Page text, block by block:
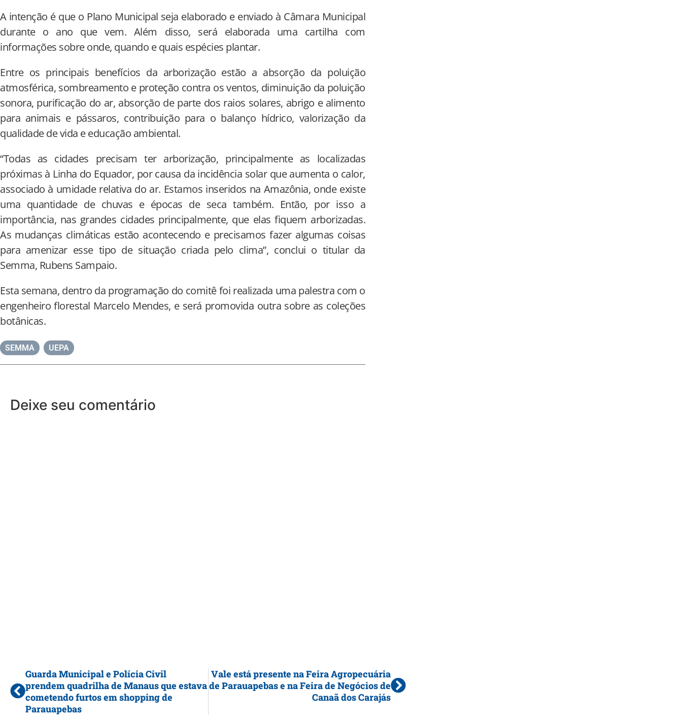
A intenção é que o Plano Municipal seja elaborado e enviado à Câmara Municipal
durante o ano que vem. Além disso, será elaborada uma cartilha com
informações sobre onde, quando e quais espécies plantar.
Entre os principais benefícios da arborização estão a absorção da poluição
atmosférica, sombreamento e proteção contra os ventos, diminuição da poluição
sonora, purificação do ar, absorção de parte dos raios solares, abrigo e alimento
para animais e pássaros, contribuição para o balanço hídrico, valorização da
qualidade de vida e educação ambiental.
“Todas as cidades precisam ter arborização, principalmente as localizadas
próximas à Linha do Equador, por causa da incidência solar que aumenta o calor,
associado à umidade relativa do ar. Estamos inseridos na Amazônia, onde existe
uma quantidade de chuvas e épocas de seca também. Então, por isso a
importância, nas grandes cidades principalmente, que elas fiquem arborizadas.
As mudanças climáticas estão acontecendo e precisamos fazer algumas coisas
para amenizar esse tipo de situação criada pelo clima”, conclui o titular da
Semma, Rubens Sampaio.
Esta semana, dentro da programação do comitê foi realizada uma palestra com o
engenheiro florestal Marcelo Mendes, e será promovida outra sobre as coleções
botânicas.
SEMMA UEPA
Deixe seu comentário
Guarda Municipal e Polícia Civil
prendem quadrilha de Manaus que estava
cometendo furtos em shopping de
Parauapebas
Vale está presente na Feira Agropecuária
de Parauapebas e na Feira de Negócios de
Canaã dos Carajás